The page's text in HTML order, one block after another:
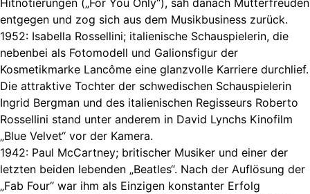
entgegen und zog sich aus dem Musikbusiness zurück.
1952: Isabella Rossellini; italienische Schauspielerin, die
nebenbei als Fotomodell und Galionsfigur der
Kosmetikmarke Lancôme eine glanzvolle Karriere durchlief.
Die attraktive Tochter der schwedischen Schauspielerin
Ingrid Bergman und des italienischen Regisseurs Roberto
Rossellini stand unter anderem in David Lynchs Kinofilm
„Blue Velvet“ vor der Kamera.
1942: Paul McCartney; britischer Musiker und einer der
letzten beiden lebenden „Beatles“. Nach der Auflösung der
„Fab Four“ war ihm als Einzigen konstanter Erfolg